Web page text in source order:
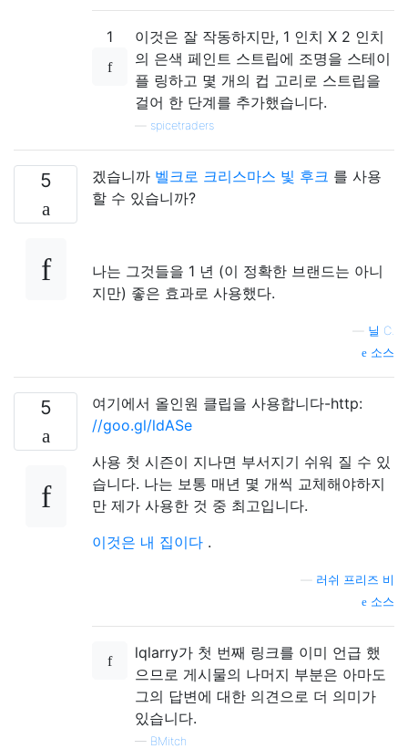
1
이것은 잘 작동하지만, 1 인치 X 2 인치
의 은색 페인트 스트립에 조명을 스테이
플 링하고 몇 개의 컵 고리로 스트립을
걸어 한 단계를 추가했습니다.
spicetraders
5 겠습니까 벨크로 크리스마스 빛 후크 를 사용
할 수 있습니까?
나는 그것들을 1 년 (이 정확한 브랜드는 아니
지만) 좋은 효과로 사용했다.
닐 C.
소스
5
여기에서 올인원 클립을 사용합니다-http:
//goo.gl/ldASe
사용 첫 시즌이 지나면 부서지기 쉬워 질 수 있
습니다. 나는 보통 매년 몇 개씩 교체해야하지
만 제가 사용한 것 중 최고입니다.
이것은 내 집이다 .
러쉬 프리즈 비
소스
lqlarry가 첫 번째 링크를 이미 언급 했
으므로 게시물의 나머지 부분은 아마도
그의 답변에 대한 의견으로 더 의미가
있습니다.
— BMitch